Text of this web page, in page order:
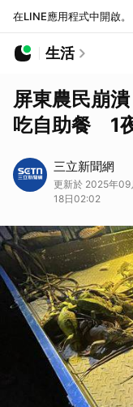
在LINE應用程式中開啟。
生活
屏東農民崩
吃自助餐 1
三立新聞網
更新於 2025年09
18日02:02